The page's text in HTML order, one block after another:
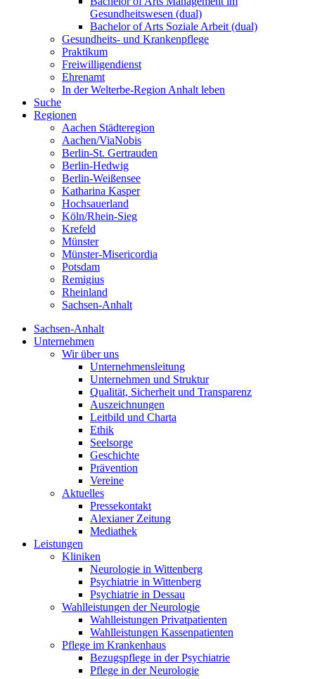
Gesundheitswesen (dual)
Bachelor of Arts Soziale Arbeit (dual)
Gesundheits- und Krankenpflege
Praktikum
Freiwilligendienst
Ehrenamt
In der Welterbe-Region Anhalt leben
Suche
Regionen
Aachen Städteregion
Aachen/ViaNobis
Berlin-St. Gertrauden
Berlin-Hedwig
Berlin-Weißensee
Katharina Kasper
Hochsauerland
Köln/Rhein-Sieg
Krefeld
Münster
Münster-Misericordia
Potsdam
Remigius
Rheinland
Sachsen-Anhalt
Sachsen-Anhalt
Unternehmen
Wir über uns
Unternehmensleitung
Unternehmen und Struktur
Qualität, Sicherheit und Transparenz
Auszeichnungen
Leitbild und Charta
Ethik
Seelsorge
Geschichte
Prävention
Vereine
Aktuelles
Pressekontakt
Alexianer Zeitung
Mediathek
Leistungen
Kliniken
Neurologie in Wittenberg
Psychiatrie in Wittenberg
Psychiatrie in Dessau
Wahlleistungen der Neurologie
Wahlleistungen Privatpatienten
Wahlleistungen Kassenpatienten
Pflege im Krankenhaus
Bezugspflege in der Psychiatrie
Pflege in der Neurologie